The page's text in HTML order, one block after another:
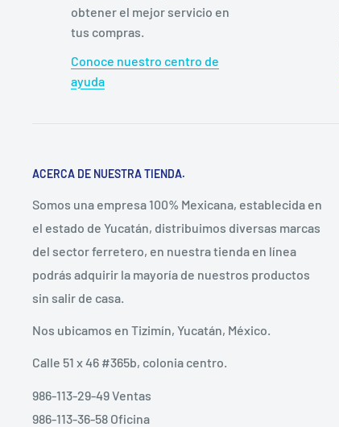
obtener el mejor servicio en
tus compras.
Conoce nuestro centro de
ayuda
ACERCA DE NUESTRA TIENDA.
Somos una empresa 100% Mexicana, establecida en
el estado de Yucatán, distribuimos diversas marcas
del sector ferretero, en nuestra tienda en línea
podrás adquirir la mayoría de nuestros productos
sin salir de casa.
Nos ubicamos en Tizimín, Yucatán, México.
Calle 51 x 46 #365b, colonia centro.
986-113-29-49 Ventas
986-113-36-58 Oficina